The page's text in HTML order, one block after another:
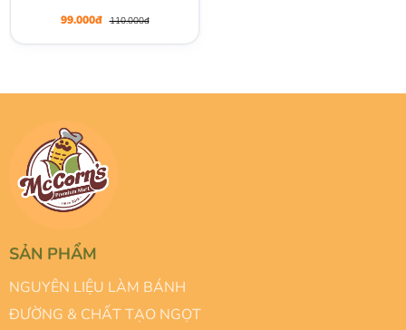
99.000đ 110.000đ
SẢN PHẨM
NGUYÊN LIỆU LÀM BÁNH
ĐƯỜNG & CHẤT TẠO NGỌT